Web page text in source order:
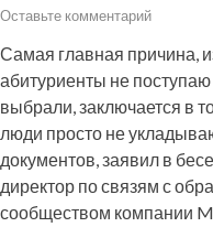
Оставьте комментарий
Самая главная причина,
абитуриенты не
выбрали, заключается в
люди просто не
документов, заявил в
директор по связям с
сообществом компании